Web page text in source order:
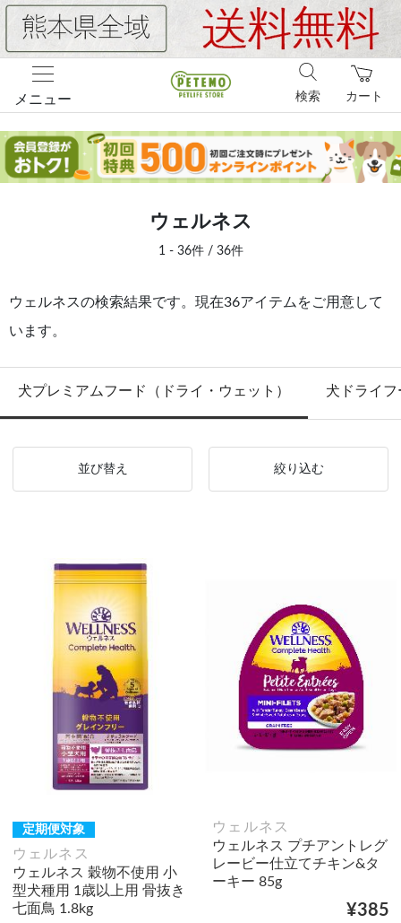
メニュー カート
検索
ウェルネス
1 - 36件 / 36件
ウェルネスの検索結果です。現在36アイテムをご用意して
います。
犬プレミアムフード（ドライ・ウェット） 犬ドライフ
並び替え 絞り込む
定期便対象
ウェルネス
ウェルネス 穀物不使用 小
型犬種用 1歳以上用 骨抜き
七面鳥 1.8kg
ウェルネス
ウェルネス プチアントレグ
レービー仕立てチキン&タ
ーキー 85g
¥385